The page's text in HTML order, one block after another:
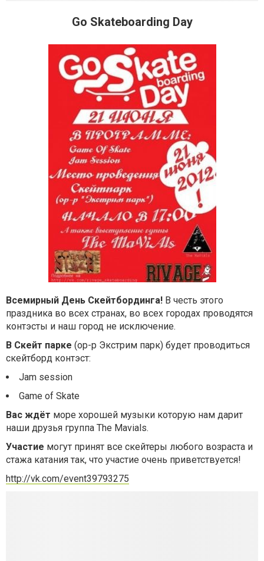
Go Skateboarding Day
Всемирный День Скейтбординга! В честь этого
праздника во всех странах, во всех городах проводятся
контэсты и наш город не исключение.
В Скейт парке (ор-р Экстрим парк) будет проводиться
скейтборд контэст:
Jam session
Game of Skate
Вас ждёт море хорошей музыки которую нам дарит
наши друзья группа The Mavials.
Участие могут принят все скейтеры любого возраста и
стажа катания так, что участие очень приветствуется!
http://vk.com/event39793275